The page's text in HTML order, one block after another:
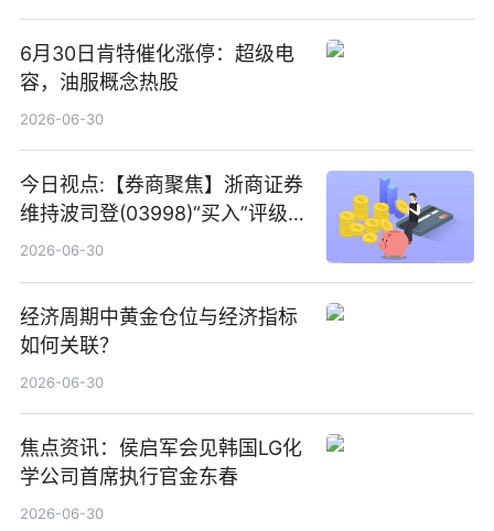
6月30日肯特催化涨停：超级电
容，油服概念热股
2026-06-30
今日视点:【券商聚焦】浙商证券
维持波司登(03998)“买入”评级
指其业绩高质量稳增长
2026-06-30
经济周期中黄金仓位与经济指标
如何关联？
2026-06-30
焦点资讯：侯启军会见韩国LG化
学公司首席执行官金东春
2026-06-30